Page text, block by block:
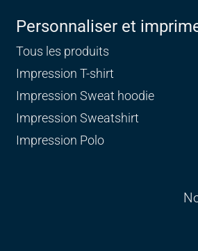
Personnaliser et
Tous les produits
Impression T-shirt
Impression Sweat hoodie
Impression Sweatshirt
Impression Polo